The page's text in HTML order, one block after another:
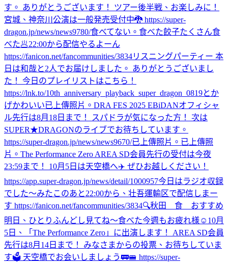
す。 ありがとうございます！ ツアー後半戦、お楽しみに！
宮城、神奈川公演は一般発売受付中🐉 https://super-
dragon.jp/news/news9780/食べてない。 食べた餃子たくさん食
べた🥟22:00から配信やるよーん
https://fanicon.net/fancommunities/3834リスニングパーティー 本
日は和哉と2人でお届けしました。 ありがとうございまし
た！ 今日のプレイリストはこちら！
https://lnk.to/10th_anniversary_playback_super_dragon_0819とか
げかわいい已上傳照片。 DRA FES 2025 EBiDANオフィシャ
ル先行は8月18日まで！ スパドラが気になった方！ 次は
SUPER★DRAGONのライブでお待ちしています。
https://super-dragon.jp/news/news9670/已上傳照片。 已上傳照
片。 The Performance Zero AREA SD会員先行の受付は今夜
23:59まで！ 10月5日は天空橋へ✈️ ぜひお越しください！
https://app.super-dragon.jp/news/detail/1000957今日はラジオ収録
でした〜みたこのあと22:00から、壮吾運輸区で配信しまー
す https://fanicon.net/fancommunities/3834🔍秋田 食 おすすめ
明日、ひとりふんどし見てね〜食べた今週もお疲れ様☺️ 10月
5日、「The Performance Zero」に出演します！ AREA SD会員
先行は8月14日まで！ みなさまからの投票、お待ちしていま
す🗳️ 天空橋でお会いしましょう🚃🚝 https://super-